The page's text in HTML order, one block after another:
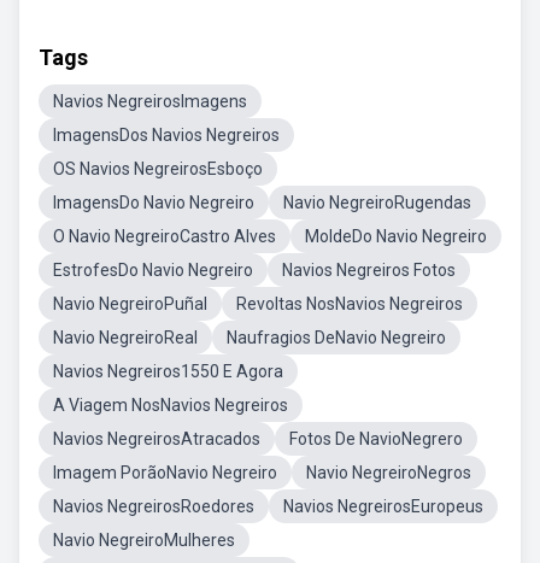
Tags
Navios NegreirosImagens
ImagensDos Navios Negreiros
OS Navios NegreirosEsboço
ImagensDo Navio Negreiro
Navio NegreiroRugendas
O Navio NegreiroCastro Alves
MoldeDo Navio Negreiro
EstrofesDo Navio Negreiro
Navios Negreiros Fotos
Navio NegreiroPuñal
Revoltas NosNavios Negreiros
Navio NegreiroReal
Naufragios DeNavio Negreiro
Navios Negreiros1550 E Agora
A Viagem NosNavios Negreiros
Navios NegreirosAtracados
Fotos De NavioNegrero
Imagem PorãoNavio Negreiro
Navio NegreiroNegros
Navios NegreirosRoedores
Navios NegreirosEuropeus
Navio NegreiroMulheres